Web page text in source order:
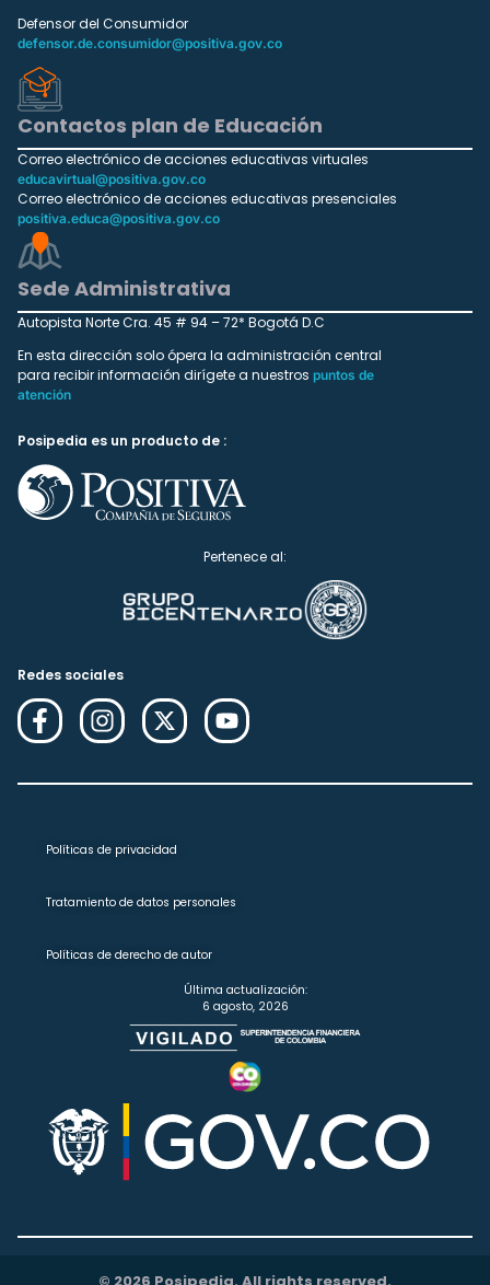
Defensor del Consumidor
defensor.de.consumidor@positiva.gov.co
Contactos plan de Educación
Correo electrónico de acciones educativas virtuales
educavirtual@positiva.gov.co
Correo electrónico de acciones educativas presenciales
positiva.educa@positiva.gov.co
Sede Administrativa
Autopista Norte Cra. 45 # 94 – 72* Bogotá D.C
En esta dirección solo ópera la administración central
para recibir información dirígete a nuestros puntos de
atención
Posipedia es un producto de :
Pertenece al:
Redes sociales
Políticas de privacidad
Tratamiento de datos personales
Políticas de derecho de autor
Última actualización:
6 agosto, 2026